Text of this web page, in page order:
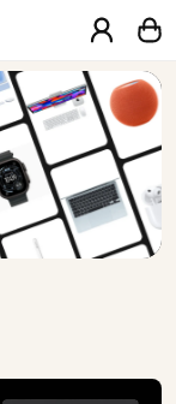
天安心